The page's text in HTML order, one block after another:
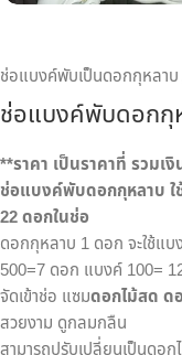
ช่อแบงค์พับเป็นดอกกุหลาบ
ช่อแบงค์พับดอกกุ
**ราคา เป็นราคาที่ รวมเ
ช่อแบงค์พับดอกกุหลาบ
22 ดอกในช่อ
ดอกกุหลาบ 1 ดอก จะใช้แ
500=7 ดอก แบงค์ 100=
จัดเข้าช่อ แซมดอกไม้สด ด
สวยงาม ดูกลมกลืน
สามารถปรับเปลี่ยนเป็นดอ